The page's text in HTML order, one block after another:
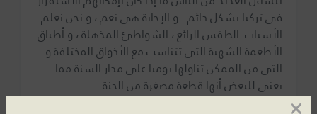
في تركيا بشكل دائم . و الإجابة هي نعم ، و نحن نعلم
الأسباب .الطقس الرائع ، الشواطئ المذهلة ، و أطباق
الأطعمة الشهية التي تتناسب مع الأذواق المختلفة و
التي من الممكن تناولها يوميا على مدار السنة مما
يعني للبعض أنها قطعة مصغرة من الجنة .